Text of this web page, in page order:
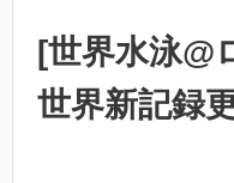
[世界水泳@
世界新記録